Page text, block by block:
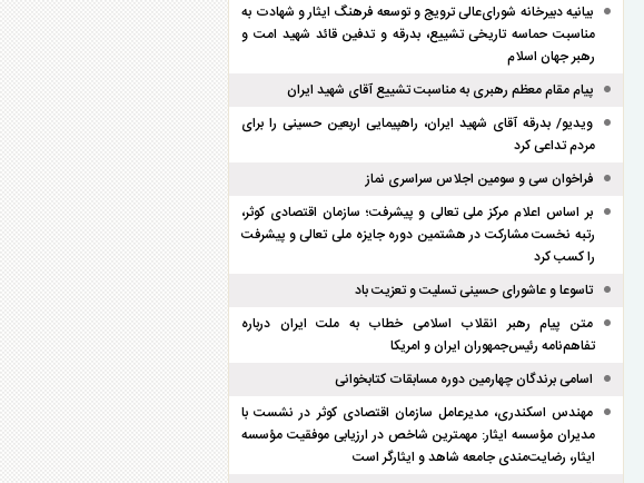
بیانیه دبیرخانه شورای‌عالی ترویج و توسعه فرهنگ ایثار و شهادت به
مناسبت حماسه تاریخی تشییع، بدرقه و تدفین قائد شهید امت و
رهبر جهان اسلام
پیام مقام معظم رهبری به مناسبت تشییع آقای شهید ایران
ویدیو/ بدرقه آقای شهید ایران، راهپیمایی اربعین حسینی را برای
مردم تداعی کرد
فراخوان سی و سومین اجلاس سراسری نماز
بر اساس اعلام مرکز ملی تعالی و پیشرفت؛ سازمان اقتصادی کوثر،
رتبه نخست مشارکت در هشتمین دوره جایزه ملی تعالی و پیشرفت
را کسب کرد
تاسوعا و عاشورای حسینی تسلیت و تعزیت باد
متن پیام رهبر انقلاب اسلامی خطاب به ملت ایران درباره
تفاهم‌نامه رئیس‌جمهوران ایران و امریکا
اسامی برندگان چهارمین دوره مسابقات کتابخوانی
مهندس اسکندری، مدیرعامل سازمان اقتصادی کوثر در نشست با
مدیران مؤسسه ایثار: مهمترین شاخص در ارزیابی موفقیت مؤسسه
ایثار، رضایت‌مندی جامعه شاهد و ایثارگر است